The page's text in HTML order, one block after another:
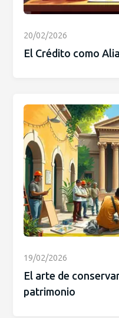
20/02/2026
El Crédito como
19/02/2026
El arte de
patrimonio